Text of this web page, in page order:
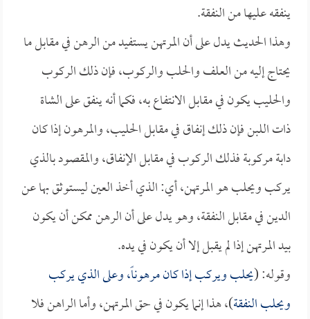
ينفقه عليها من النفقة.
وهذا الحديث يدل على أن المرتهن يستفيد من الرهن في مقابل ما
يحتاج إليه من العلف والحلب والركوب، فإن ذلك الركوب
والحليب يكون في مقابل الانتفاع به، فكما أنه ينفق على الشاة
ذات اللبن فإن ذلك إنفاق في مقابل الحليب، والمرهون إذا كان
دابة مركوبة فذلك الركوب في مقابل الإنفاق، والمقصود بالذي
يركب ويحلب هو المرتهن، أي: الذي أخذ العين ليستوثق بها عن
الدين في مقابل النفقة، وهو يدل على أن الرهن ممكن أن يكون
بيد المرتهن إذا لم يقبل إلا أن يكون في يده.
وقوله: (يحلب ويركب إذا كان مرهوناً، وعلى الذي يركب
ويحلب النفقة)، هذا إنما يكون في حق المرتهن، وأما الراهن فلا